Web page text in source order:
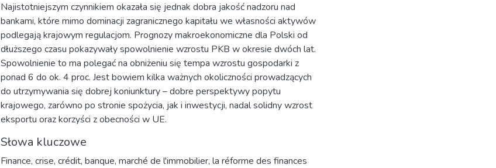
Najistotniejszym czynnikiem okazała się jednak dobra jakość nadzoru nad
bankami, które mimo dominacji zagranicznego kapitału we własności aktywów
podlegają krajowym regulacjom. Prognozy makroekonomiczne dla Polski od
dłuższego czasu pokazywały spowolnienie wzrostu PKB w okresie dwóch lat.
Spowolnienie to ma polegać na obniżeniu się tempa wzrostu gospodarki z
ponad 6 do ok. 4 proc. Jest bowiem kilka ważnych okoliczności prowadzących
do utrzymywania się dobrej koniunktury – dobre perspektywy popytu
krajowego, zarówno po stronie spożycia, jak i inwestycji, nadal solidny wzrost
eksportu oraz korzyści z obecności w UE.
Słowa kluczowe
Finance, crise, crédit, banque, marché de l'immobilier, la réforme des finances